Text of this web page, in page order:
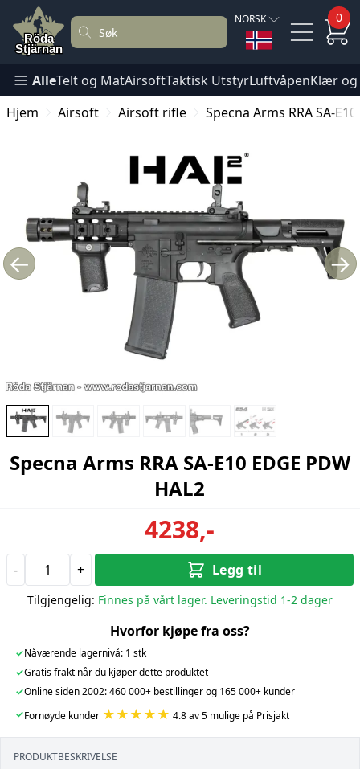
NORSK 0
AlleTelt og MatAirsoftTaktisk UtstyrLuftvåpenKlær
Hjem
Airsoft Airsoft rifle Specna Arms RRA SA-
← →
Specna Arms RRA SA-E10 EDGE PDW
HAL2
4238,-
- + Legg til
Tilgjengelig: Finnes på vårt lager. Leveringstid 1-2 dager
Hvorfor kjøpe fra oss?
✓Nåværende lagernivå: 1 stk
✓Gratis frakt når du kjøper dette produktet
✓Online siden 2002: 460 000+ bestillinger og 165 000+ kunder
✓Fornøyde kunder ★★★★★ 4.8 av 5 mulige på Prisjakt
PRODUKTBESKRIVELSE